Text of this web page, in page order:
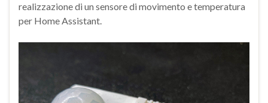
realizzazione di un sensore di movimento e temperatura
per Home Assistant.